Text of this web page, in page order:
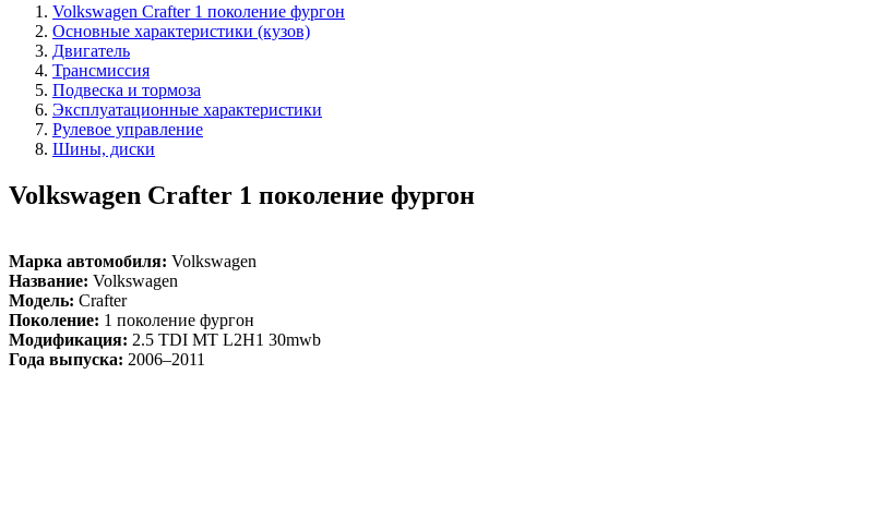
Volkswagen Crafter 1 поколение фургон
Основные характеристики (кузов)
Двигатель
Трансмиссия
Подвеска и тормоза
Эксплуатационные характеристики
Рулевое управление
Шины, диски
Volkswagen Crafter 1 поколение фургон
Марка автомобиля: Volkswagen
Название: Volkswagen
Модель: Crafter
Поколение: 1 поколение фургон
Модификация: 2.5 TDI MT L2H1 30mwb
Года выпуска: 2006–2011